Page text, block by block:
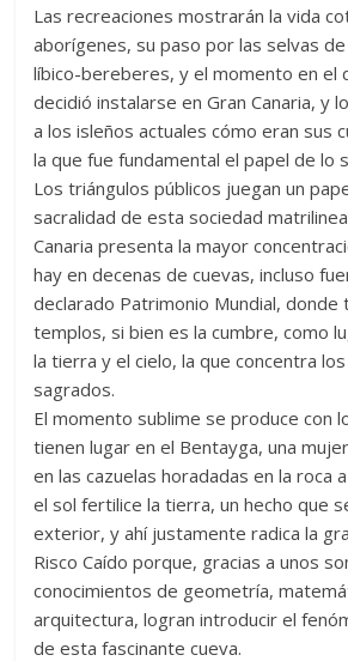
Las recreaciones mostrarán la vida
aborígenes, su paso por las selvas
líbico-bereberes, y el momento en el
decidió instalarse en Gran Canaria, y
a los isleños actuales cómo eran sus
la que fue fundamental el papel de lo
Los triángulos públicos juegan un
sacralidad de esta sociedad
Canaria presenta la mayor
hay en decenas de cuevas, incluso
declarado Patrimonio Mundial, donde
templos, si bien es la cumbre, como
la tierra y el cielo, la que concentra
sagrados.
El momento sublime se produce con
tienen lugar en el Bentayga, una
en las cazuelas horadadas en la roca
el sol fertilice la tierra, un hecho que
exterior, y ahí justamente radica la
Risco Caído porque, gracias a unos
conocimientos de geometría,
arquitectura, logran introducir el
de esta fascinante cueva.